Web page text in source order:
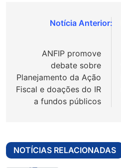
Navegação
ANFIP promove
debate sobre
Planejamento da Ação
Fiscal e doações do IR
a fundos públicos
NOTÍCIAS RELACIONADAS